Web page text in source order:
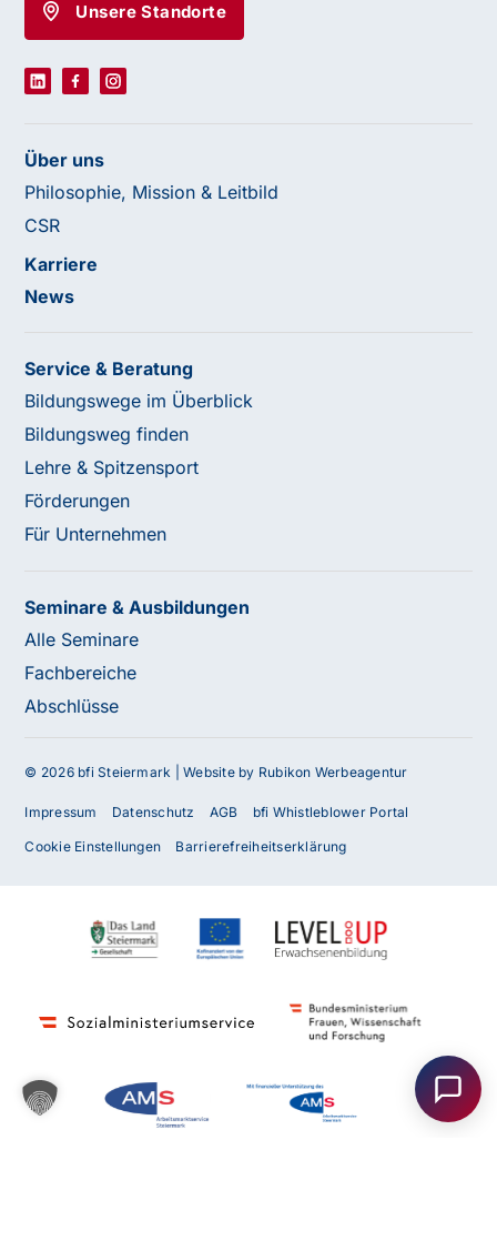
Haben Sie Fragen oder benötigen Sie
Unser Team ist gerne für Sie da! Nehmen Sie jetzt
Kontakt mit uns auf – wir freuen uns auf Ihre Anfrage.
Unsere Standorte
Über uns
Philosophie, Mission & Leitbild
CSR
Karriere
News
Service & Beratung
Bildungswege im Überblick
Bildungsweg finden
Lehre & Spitzensport
Förderungen
Für Unternehmen
Seminare & Ausbildungen
Alle Seminare
Fachbereiche
Abschlüsse
© 2026 bfi Steiermark |Website by Rubikon Werbeagentur
Impressum Datenschutz AGB bfi Whistleblower Portal
Cookie Einstellungen Barrierefreiheitserklärung